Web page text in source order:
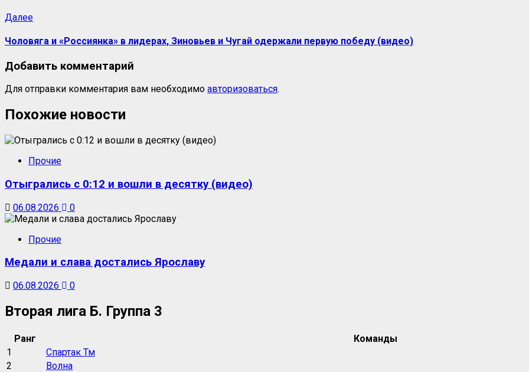
ДалееСледующая
Чоловяга и «Россиянка» в лидерах, Зиновьев и Чугай одержали первую победу (видео)
Добавить комментарий
Для отправки комментария вам необходимо авторизоваться.
Похожие новости
Прочие
Отыгрались с 0:12 и вошли в десятку (видео)
06.08.2026 0
Прочие
Медали и слава достались Ярославу
06.08.2026 0
Вторая лига Б. Группа 3
Ранг
Команды
1
Спартак Тм
2
Волна